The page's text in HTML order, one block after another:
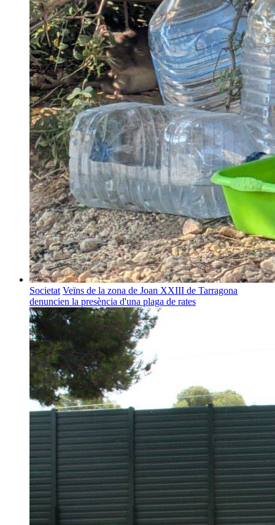
Societat Veïns de la zona de Joan XXIII de Tarragona
denuncien la presència d'una plaga de rates